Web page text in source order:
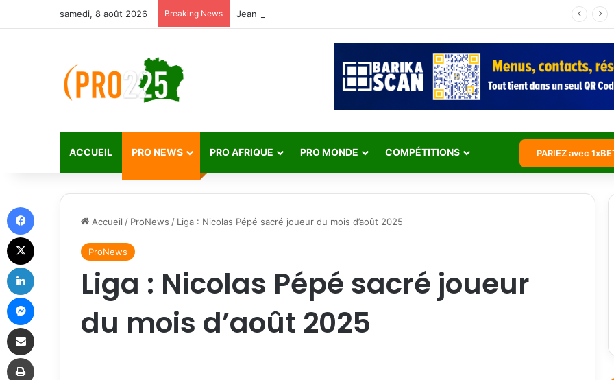
samedi, 8 août 2026 Breaking News
ACCUEIL PRO NEWS PRO AFRIQUE PRO MONDE COMPÉTITIONS PARIEZ avec
Accueil / ProNews / Liga : Nicolas Pépé sacré joueur du mois d’août 2025
ProNews
Liga : Nicolas Pépé sacré joueur
du mois d’août 2025